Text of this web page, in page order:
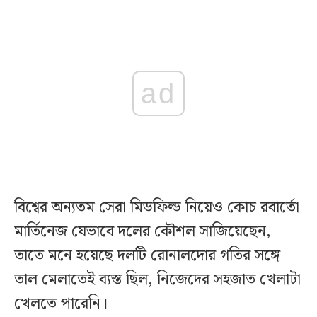
ad
বিশ্বের অন্যতম সেরা মিডফিল্ড নিয়েও কোচ রবার্তো
মার্তিনেজ যেভাবে দলের কৌশল সাজিয়েছেন,
তাতে মনে হয়েছে দলটি রোনালদোর গতির সঙ্গে
তাল মেলাতেই ব্যস্ত ছিল, নিজেদের সহজাত খেলাটা
খেলতে পারেনি।